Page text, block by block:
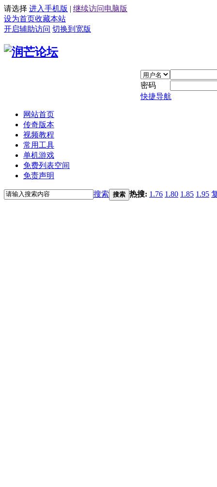
请选择 进入手机版 | 继续访问电脑版
设为首页收藏本站
开启辅助访问 切换到宽版
密码
快捷导航
网站首页
传奇版本
视频教程
常用工具
单机游戏
免费列表空间
免责声明
搜索 搜索 热搜: 1.76 1.80 1.85 1.95